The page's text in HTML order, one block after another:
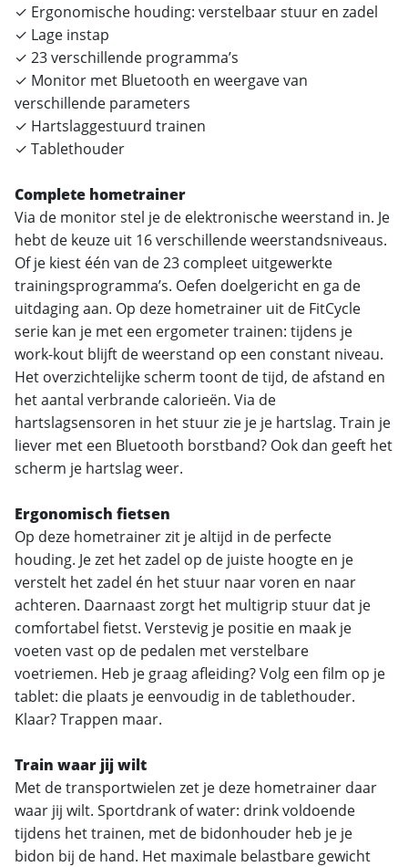
✓ Ergonomische houding: verstelbaar stuur en zadel
✓ Lage instap
✓ 23 verschillende programma’s
✓ Monitor met Bluetooth en weergave van
verschillende parameters
✓ Hartslaggestuurd trainen
✓ Tablethouder
Complete hometrainer
Via de monitor stel je de elektronische weerstand in. Je
hebt de keuze uit 16 verschillende weerstandsniveaus.
Of je kiest één van de 23 compleet uitgewerkte
trainingsprogramma’s. Oefen doelgericht en ga de
uitdaging aan. Op deze hometrainer uit de FitCycle
serie kan je met een ergometer trainen: tijdens je
work-kout blijft de weerstand op een constant niveau.
Het overzichtelijke scherm toont de tijd, de afstand en
het aantal verbrande calorieën. Via de
hartslagsensoren in het stuur zie je je hartslag. Train je
liever met een Bluetooth borstband? Ook dan geeft het
scherm je hartslag weer.
Ergonomisch fietsen
Op deze hometrainer zit je altijd in de perfecte
houding. Je zet het zadel op de juiste hoogte en je
verstelt het zadel én het stuur naar voren en naar
achteren. Daarnaast zorgt het multigrip stuur dat je
comfortabel fietst. Verstevig je positie en maak je
voeten vast op de pedalen met verstelbare
voetriemen. Heb je graag afleiding? Volg een film op je
tablet: die plaats je eenvoudig in de tablethouder.
Klaar? Trappen maar.
Train waar jij wilt
Met de transportwielen zet je deze hometrainer daar
waar jij wilt. Sportdrank of water: drink voldoende
tijdens het trainen, met de bidonhouder heb je je
bidon bij de hand. Het maximale belastbare gewicht